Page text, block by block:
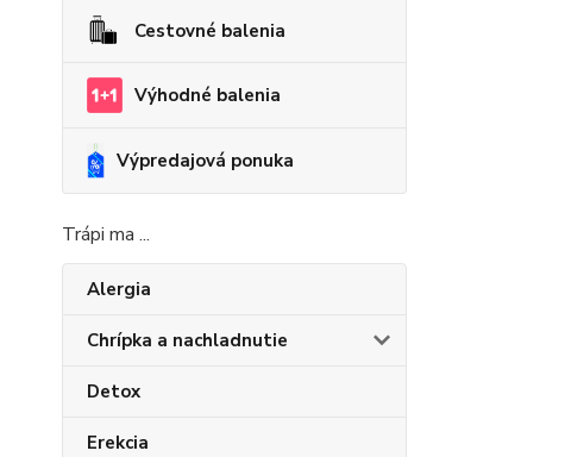
Cestovné balenia
Výhodné balenia
Výpredajová ponuka
Trápi ma ...
Alergia
Chrípka a nachladnutie
Detox
Erekcia